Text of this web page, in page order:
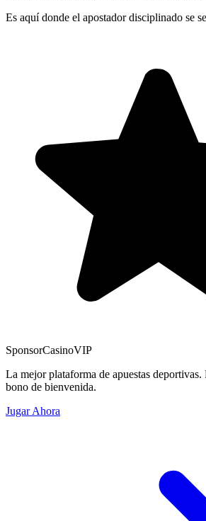
Es aquí donde el apostador disciplinado se
SponsorCasinoVIP
La mejor plataforma de apuestas deportivas.
bono de bienvenida.
Jugar Ahora